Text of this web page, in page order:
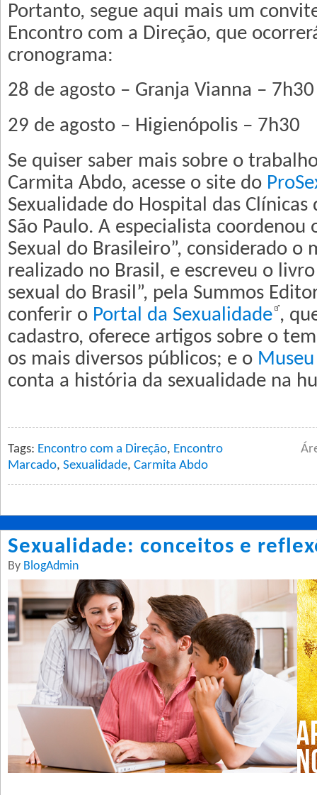
Portanto, segue aqui mais um
Encontro com a Direção, que
cronograma:
28 de agosto – Granja Vianna – 7h30
29 de agosto – Higienópolis – 7h30
Se quiser saber mais sobre o
Carmita Abdo, acesse o site do
Sexualidade do Hospital das
São Paulo. A especialista coordenou
Sexual do Brasileiro”, considerado o
realizado no Brasil, e escreveu o
sexual do Brasil”, pela Summos
conferir o Portal da Sexualidade ,
cadastro, oferece artigos sobre o
os mais diversos públicos; e o
conta a história da sexualidade na
Tags: Encontro com a Direção, Encontro
Marcado, Sexualidade, Carmita Abdo
Sexualidade: conceitos e
By BlogAdmin